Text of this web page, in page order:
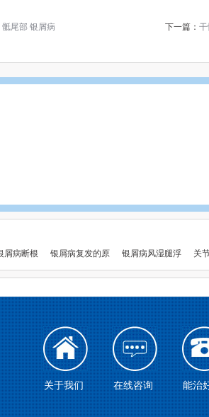
骶尾部 银屑病 下一篇：
屑病断根 银屑病复发的原 银屑病风湿腿浮 关
关于我们 在线咨询 能治